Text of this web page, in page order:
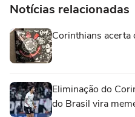
Notícias relacionadas
Corinthians acerta
Eliminação do
do Brasil vira